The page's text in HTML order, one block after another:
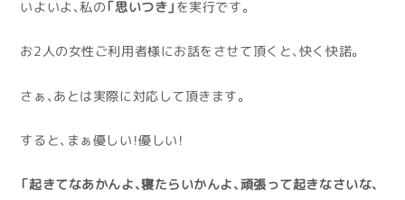
いよいよ、私の 「思いつき」 を実行です。
お2人の女性ご利用者様にお話をさせて頂くと、快く快諾。
さぁ、あとは実際に対応して頂きます。
すると、まぁ優しい！優しい！
「起きてなあかんよ、寝たらいかんよ、頑張って起きなさいな、